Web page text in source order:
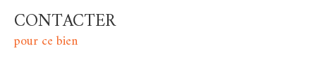
CONTACTER
pour ce bien